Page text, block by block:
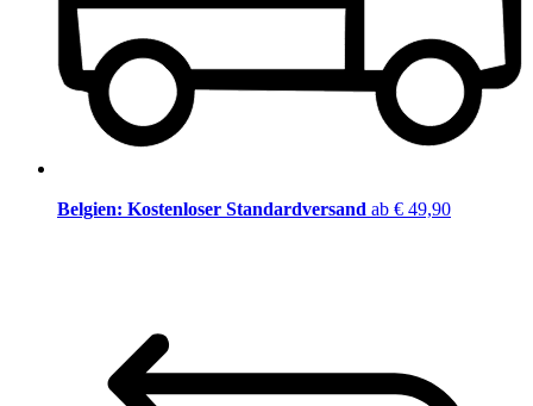
Belgien: Kostenloser Standardversand ab € 49,90